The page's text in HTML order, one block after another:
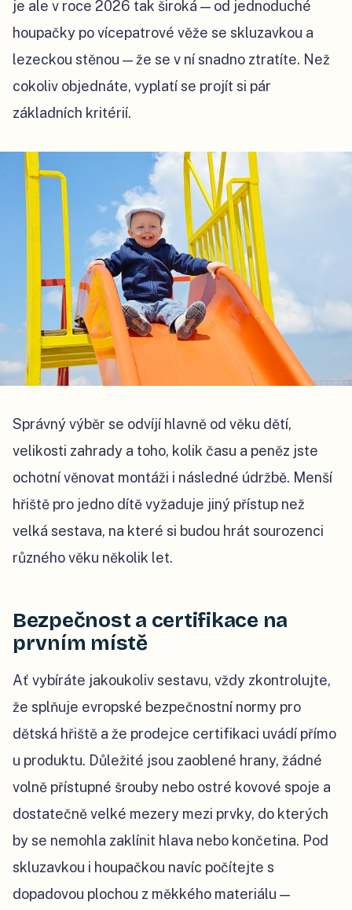
je ale v roce 2026 tak široká — od jednoduché
houpačky po vícepatrové věže se skluzavkou a
lezeckou stěnou — že se v ní snadno ztratíte. Než
cokoliv objednáte, vyplatí se projít si pár
základních kritérií.
Správný výběr se odvíjí hlavně od věku dětí,
velikosti zahrady a toho, kolik času a peněz jste
ochotní věnovat montáži i následné údržbě. Menší
hřiště pro jedno dítě vyžaduje jiný přístup než
velká sestava, na které si budou hrát sourozenci
různého věku několik let.
Bezpečnost a certifikace na
prvním místě
Ať vybíráte jakoukoliv sestavu, vždy zkontrolujte,
že splňuje evropské bezpečnostní normy pro
dětská hřiště a že prodejce certifikaci uvádí přímo
u produktu. Důležité jsou zaoblené hrany, žádné
volně přístupné šrouby nebo ostré kovové spoje a
dostatečně velké mezery mezi prvky, do kterých
by se nemohla zaklínit hlava nebo končetina. Pod
skluzavkou i houpačkou navíc počítejte s
dopadovou plochou z měkkého materiálu —